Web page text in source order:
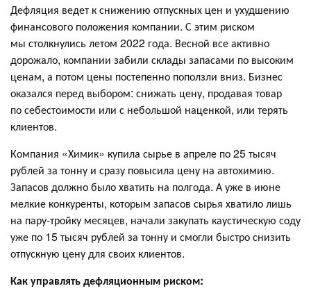
Дефляция ведет к снижению отпускных цен и ухудшению
финансового положения компании. С этим риском
мы столкнулись летом 2022 года. Весной все активно
дорожало, компании забили склады запасами по высоким
ценам, а потом цены постепенно поползли вниз. Бизнес
оказался перед выбором: снижать цену, продавая товар
по себестоимости или с небольшой наценкой, или терять
клиентов.
Компания «Химик» купила сырье в апреле по 25 тысяч
рублей за тонну и сразу повысила цену на автохимию.
Запасов должно было хватить на полгода. А уже в июне
мелкие конкуренты, которым запасов сырья хватило лишь
на пару-тройку месяцев, начали закупать каустическую соду
уже по 15 тысяч рублей за тонну и смогли быстро снизить
отпускную цену для своих клиентов.
Как управлять дефляционным риском: